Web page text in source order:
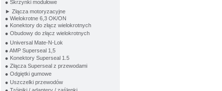
● Skrzynki modułowe
► Złącza motoryzacyjne
● Wielokrotne 6,3 OK/ON
● Konektory do złącz wielokrotnych
● Obudowy do złącz wielokrotnych
● Universal Mate-N-Lok
● AMP Superseal 1,5
● Konektory Superseal 1.5
● Złącza Superseal z przewodami
● Odgiętki gumowe
● Uszczelki przewodów